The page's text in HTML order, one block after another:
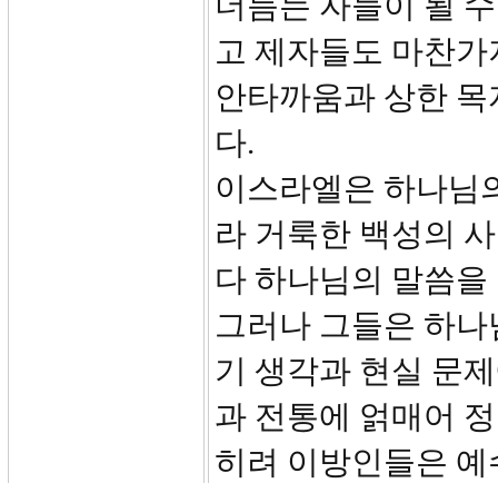
고 제자들도 마찬
안타까움과 상한
다.
이스라엘은 하나님
라 거룩한 백성의
다 하나님의 말씀
그러나 그들은 하
기 생각과 현실 문
과 전통에 얽매어
히려 이방인들은